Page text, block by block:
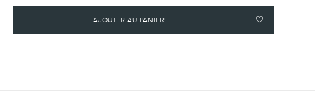
AJOUTER AU PANIER